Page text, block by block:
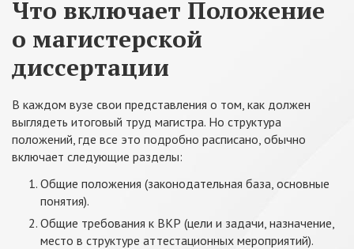
Что включает Положение
о магистерской
диссертации
В каждом вузе свои представления о том, как должен
выглядеть итоговый труд магистра. Но структура
положений, где все это подробно расписано, обычно
включает следующие разделы:
Общие положения (законодательная база, основные
понятия).
Общие требования к ВКР (цели и задачи, назначение,
место в структуре аттестационных мероприятий).